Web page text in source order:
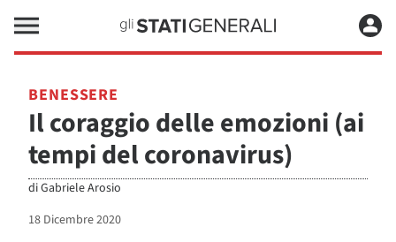
BENESSERE
Il coraggio delle emozioni (ai
tempi del coronavirus)
diGabriele Arosio
18 Dicembre 2020